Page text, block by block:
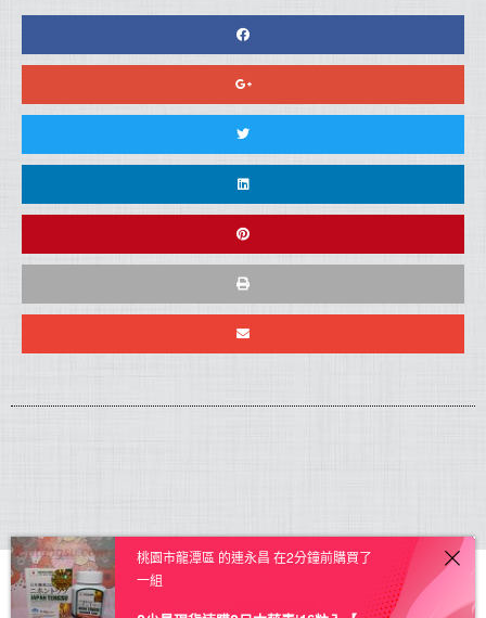
日本藤素正品|無效退款|藤素本鋪|台灣官方授權 Copyright © 2026.
桃園市龍潭區 的連永昌 在2分鐘前購買了
一組